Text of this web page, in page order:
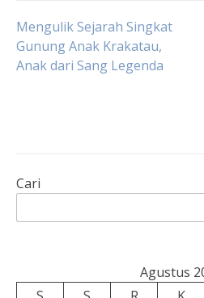
Navigasi
pos
Mengulik Sejarah Singkat
Gunung Anak Krakatau,
Anak dari Sang Legenda
Cari
Agustus